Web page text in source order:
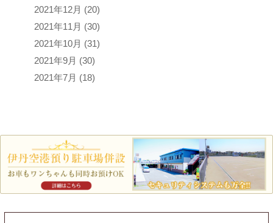
2021年12月 (20)
2021年11月 (30)
2021年10月 (31)
2021年9月 (30)
2021年7月 (18)